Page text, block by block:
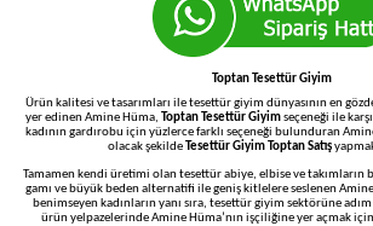
Toptan Tesettür Giyim
Ürün kalitesi ve tasarımları ile tesettür giyim dünyasının en
yer edinen Amine Hüma, Toptan Tesettür Giyimseçeneği ile
kadının gardırobu için yüzlerce farklı seçeneği bulunduran
olacak şekildeTesettür Giyim Toptan Satış
Tamamen kendi üretimi olan tesettür abiye, elbise ve takımların
gamı ve büyük beden alternatifi ile geniş kitlelere seslenen
benimseyen kadınların yanı sıra, tesettür giyim sektörüne
ürün yelpazelerinde Amine Hüma’nın işçiliğine yer açmak